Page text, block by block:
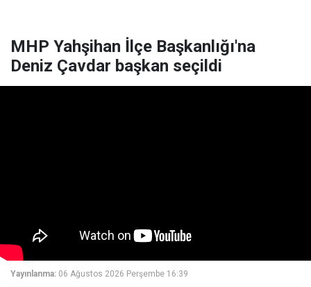
MHP Yahşihan İlçe Başkanlığı'na
Deniz Çavdar başkan seçildi
Yayınlanma: 06 Ağustos 2026 Perşembe 16:39